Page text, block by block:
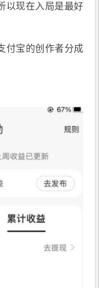
以现在入局是最好
付宝的创作者分成